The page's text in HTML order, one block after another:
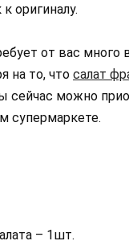
оригиналу.
от вас много
на то, что салат
сейчас можно
супермаркете.
– 1шт.